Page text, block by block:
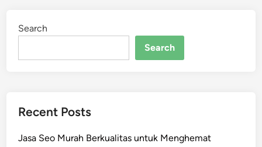
Search
Search
Recent Posts
Jasa Seo Murah Berkualitas untuk Menghemat